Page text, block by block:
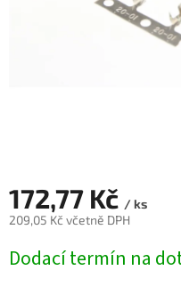
172,77 Kč / ks
209,05 Kč včetně DPH
cena:
Dodací termín na